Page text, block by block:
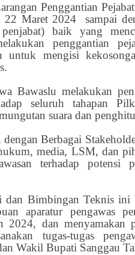
Penggantian
Maret 2024 sampai
baik yang
penggantian
untuk mengisi
Bawaslu melakukan
seluruh tahapan
suara dan
Berbagai
media, LSM, dan
terhadap potensi
dan Bimbingan Teknis ini
aparatur pengawas
2024, dan menyamakan
tugas-tugas
Wakil Bupati Sanggau